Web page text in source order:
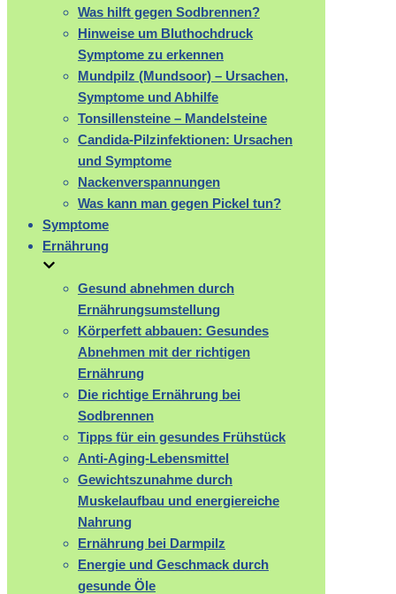
Was hilft gegen Sodbrennen?
Hinweise um Bluthochdruck
Symptome zu erkennen
Mundpilz (Mundsoor) – Ursachen,
Symptome und Abhilfe
Tonsillensteine – Mandelsteine
Candida-Pilzinfektionen: Ursachen
und Symptome
Nackenverspannungen
Was kann man gegen Pickel tun?
Symptome
Ernährung
Gesund abnehmen durch
Ernährungsumstellung
Körperfett abbauen: Gesundes
Abnehmen mit der richtigen
Ernährung
Die richtige Ernährung bei
Sodbrennen
Tipps für ein gesundes Frühstück
Anti-Aging-Lebensmittel
Gewichtszunahme durch
Muskelaufbau und energiereiche
Nahrung
Ernährung bei Darmpilz
Energie und Geschmack durch
gesunde Öle